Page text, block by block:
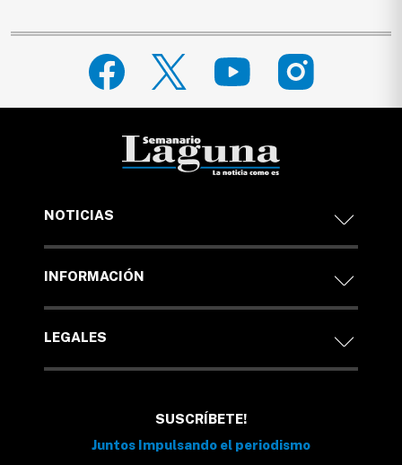
NOTICIAS
INFORMACIÓN
LEGALES
SUSCRÍBETE!
Juntos Impulsando el periodismo